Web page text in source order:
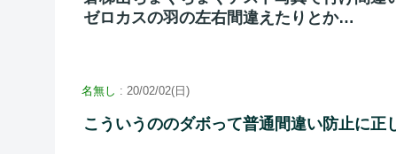
ゼロカスの羽の左右間違えたりとか…
名無し : 20/02/02(日)
こういうののダボって普通間違い防止に